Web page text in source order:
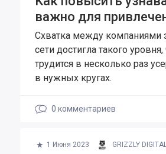
важно для
Схватка между компаниями
сети достигла такого
трудится в несколько раз
в нужных кругах.
0 комментариев
1 Июня 2023 GRIZZLY